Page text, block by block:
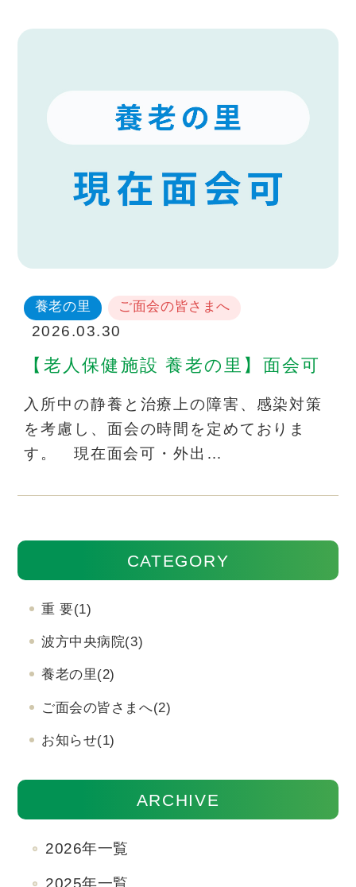
養老の里 ご面会の皆さまへ
2026.03.30
【老人保健施設 養老の里】面会可
入所中の静養と治療上の障害、感染対策
を考慮し、面会の時間を定めておりま
す。 現在面会可・外出…
CATEGORY
重 要(1)
波方中央病院(3)
養老の里(2)
ご面会の皆さまへ(2)
お知らせ(1)
ARCHIVE
2026年一覧
2025年一覧